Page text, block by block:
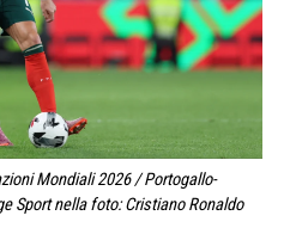
Mondiali 2026 / Portogallo-
Sport nella foto: Cristiano Ronaldo